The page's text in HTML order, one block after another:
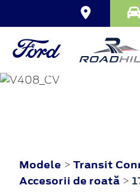
TRANSIT
Modele > Transit
Accesorii de roată >